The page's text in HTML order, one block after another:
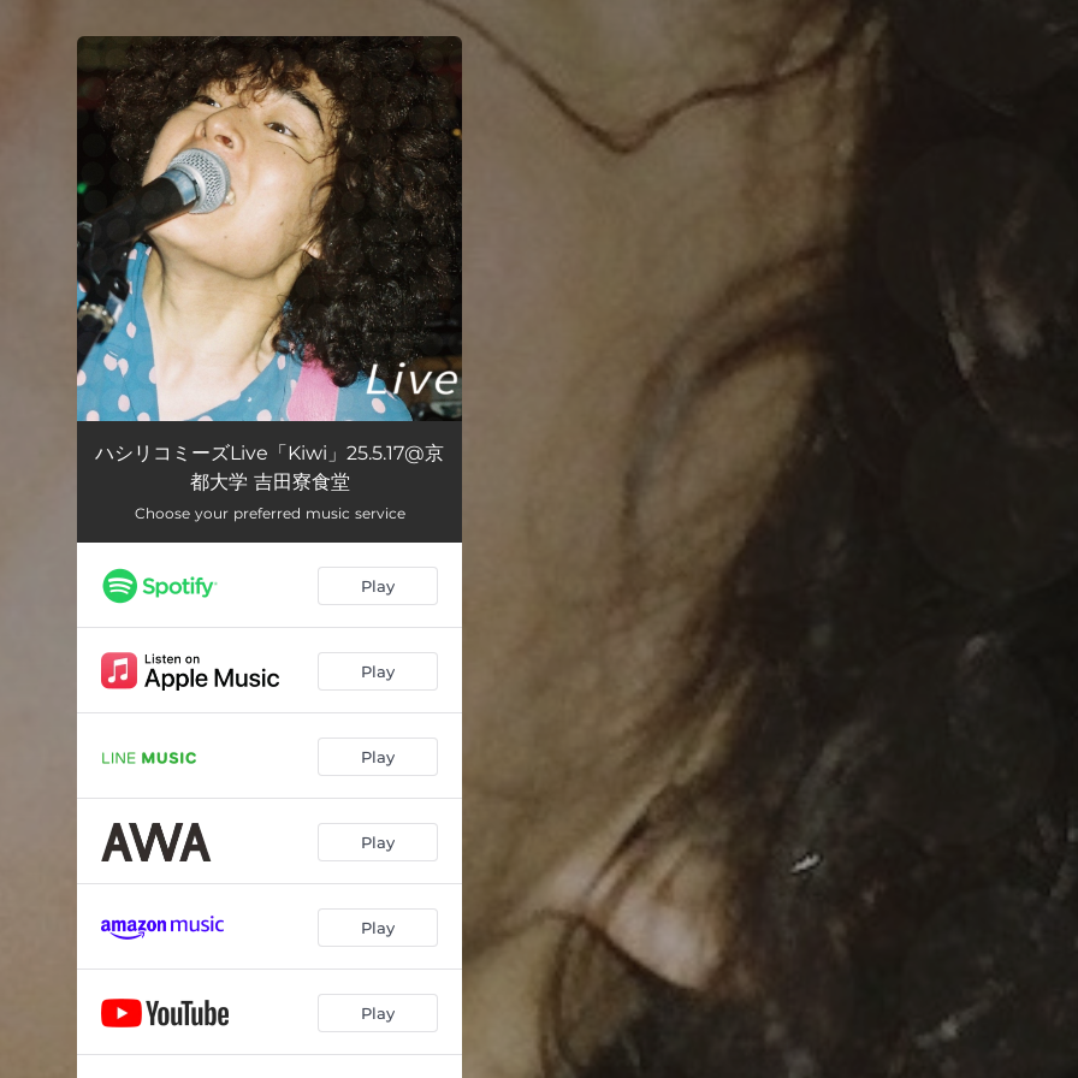
You're all set!
ハシリコミーズLive「Kiwi」25.5.17@京
都大学 吉田寮食堂
Choose your preferred music service
Play
Play
Play
Play
Play
Play